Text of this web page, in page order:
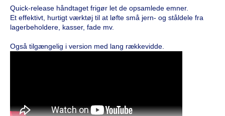
Quick-release håndtaget frigør let de opsamlede emner.
Et effektivt, hurtigt værktøj til at løfte små jern- og ståldele fra
lagerbeholdere, kasser, fade mv.
Også tilgængelig i version med lang rækkevidde.